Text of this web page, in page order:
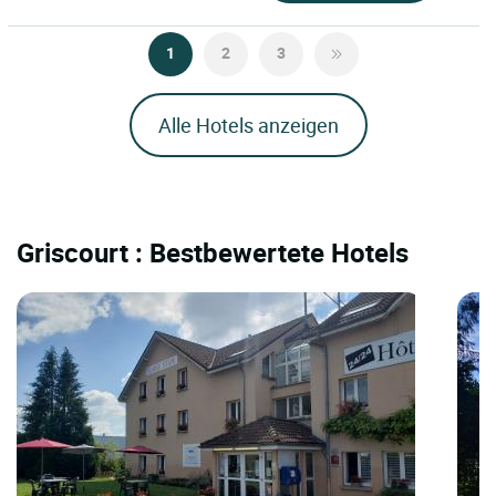
1 2 3
Alle Hotels anzeigen
Griscourt : Bestbewertete Hotels